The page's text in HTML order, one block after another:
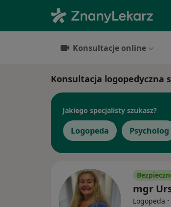
Konsultacje online
Konsultacja logopedyczna
Jakiego specjalisty szukasz?
Logopeda Psycholog
mgr
Logopeda ·